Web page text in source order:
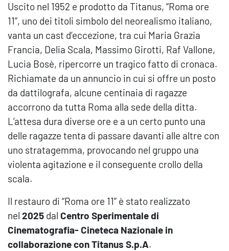
Uscito nel 1952 e prodotto da Titanus, “Roma ore
11”, uno dei titoli simbolo del neorealismo italiano,
vanta un cast d’eccezione, tra cui Maria Grazia
Francia, Delia Scala, Massimo Girotti, Raf Vallone,
Lucia Bosè, ripercorre un tragico fatto di cronaca.
Richiamate da un annuncio in cui si offre un posto
da dattilografa, alcune centinaia di ragazze
accorrono da tutta Roma alla sede della ditta.
L’attesa dura diverse ore e a un certo punto una
delle ragazze tenta di passare davanti alle altre con
uno stratagemma, provocando nel gruppo una
violenta agitazione e il conseguente crollo della
scala.
Il restauro di “Roma ore 11” è stato realizzato
nel 2025 dal Centro Sperimentale di
Cinematografia- Cineteca Nazionale in
collaborazione con Titanus S.p.A.